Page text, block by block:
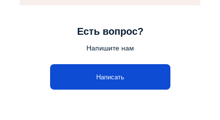
Есть вопрос?
Напишите нам
Написать